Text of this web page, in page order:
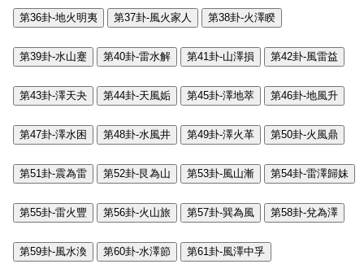
第36卦-地火明夷 第37卦-風火家人 第38卦-火澤睽
第39卦-水山蹇 第40卦-雷水解 第41卦-山澤損 第42卦-風雷益
第43卦-澤天夬 第44卦-天風姤 第45卦-澤地萃 第46卦-地風升
第47卦-澤水困 第48卦-水風井 第49卦-澤火革 第50卦-火風鼎
第51卦-震為雷 第52卦-艮為山 第53卦-風山漸 第54卦-雷澤歸妹
第55卦-雷火豐 第56卦-火山旅 第57卦-巽為風 第58卦-兌為澤
第59卦-風水渙 第60卦-水澤節 第61卦-風澤中孚